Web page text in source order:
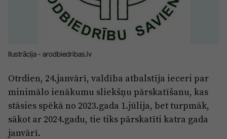
Ropaži
Saulkrasti
Sigulda
Zaļā nākotne
Iedvesmai nav vecuma
Kodols
Kontakti
Reklāma
Ilustrācija - arodbiedribas.lv
Otrdien, 24.janvārī, valdība atbalstīja ieceri par
minimālo ienākumu sliekšņu pārskatīšanu, kas
stāsies spēkā no 2023.gada 1.jūlija, bet turpmāk,
sākot ar 2024.gadu, tie tiks pārskatīti katra gada
janvārī.